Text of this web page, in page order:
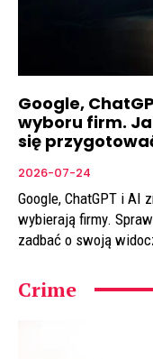
Google,
wyboru firm.
się
2026-07-24
Google, ChatGPT i AI
wybierają firmy.
zadbać o swoją
Crime